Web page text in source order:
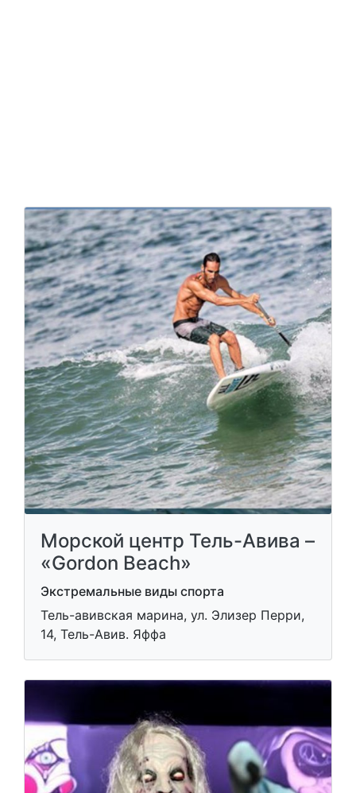
Морской центр Тель-Авива –
«Gordon Beach»
Экстремальные виды спорта
Тель-авивская марина, ул. Элизер Перри,
14, Тель-Авив. Яффа